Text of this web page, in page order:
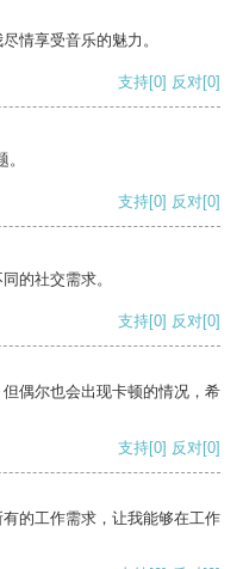
情享受音乐的魅力。
支持[0] 反对[0]
支持[0] 反对[0]
的社交需求。
支持[0] 反对[0]
偶尔也会出现卡顿的情况，希
支持[0] 反对[0]
的工作需求，让我能够在工作